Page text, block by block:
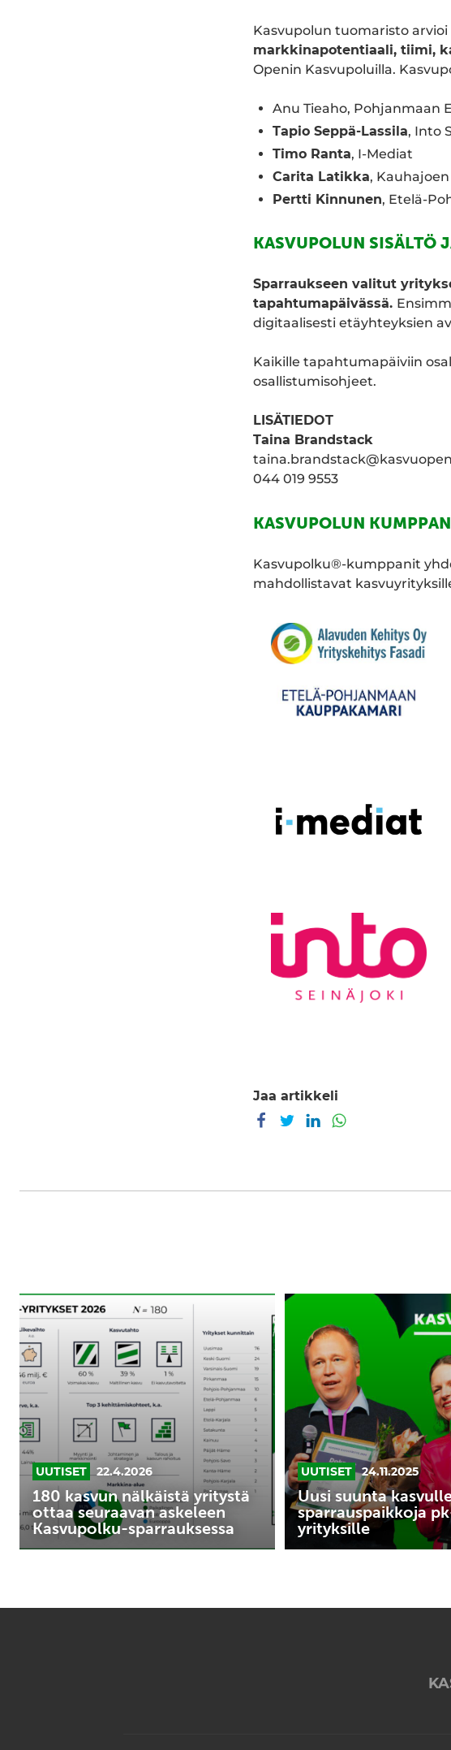
Kasvupolun tuomaristo
markkinapotentiaali, tiimi,
Openin Kasvupoluilla.
Anu Tieaho, Pohjanmaan
Tapio Seppä-Lassila, Into
Timo Ranta, I-Mediat
Carita Latikka,
Pertti Kinnunen, Etelä-
KASVUPOLUN SISÄLTÖ
Sparraukseen valitut
tapahtumapäivässä.
digitaalisesti etäyhteyksien
Kaikille tapahtumapäiviin
osallistumisohjeet.
LISÄTIEDOT
Taina Brandstack
044 019 9553
KASVUPOLUN
Kasvupolku®-kumppanit
mahdollistavat
Jaa artikkeli
Jaa Facebookissa
Jaa TwitterissäJaa LinkedInissä
180
kasvun
nälkäistä
yritystä
ottaa
seuraavan
askeleen
Kasvupolku-
sparrauksessa
UUTISET 22.4.2026
180 kasvun nälkäistä yritystä
ottaa seuraavan askeleen
Kasvupolku-sparrauksessa
Uusi
suunta
kasvulle:
satoja
sparrauspaikkoja
yrityksille
UUTISET 24.11.2025
Uusi suunta
sparrauspaikkoja
yrityksille